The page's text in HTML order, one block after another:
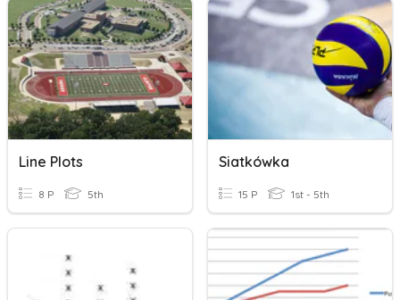
Line Plots
8 P 5th
Siatkówka
15 P 1st - 5th